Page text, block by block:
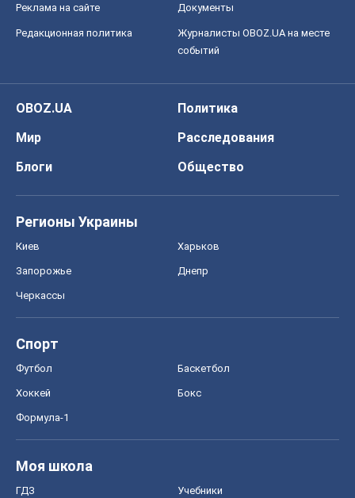
Реклама на сайте Документы
Редакционная политика
Журналисты OBOZ.UA на месте
событий
OBOZ.UA
Политика
Мир
Расследования
Блоги
Общество
Регионы Украины
Киев Харьков
Запорожье Днепр
Черкассы
Спорт
Футбол Баскетбол
Хоккей Бокс
Формула-1
Моя школа
ГДЗ Учебники